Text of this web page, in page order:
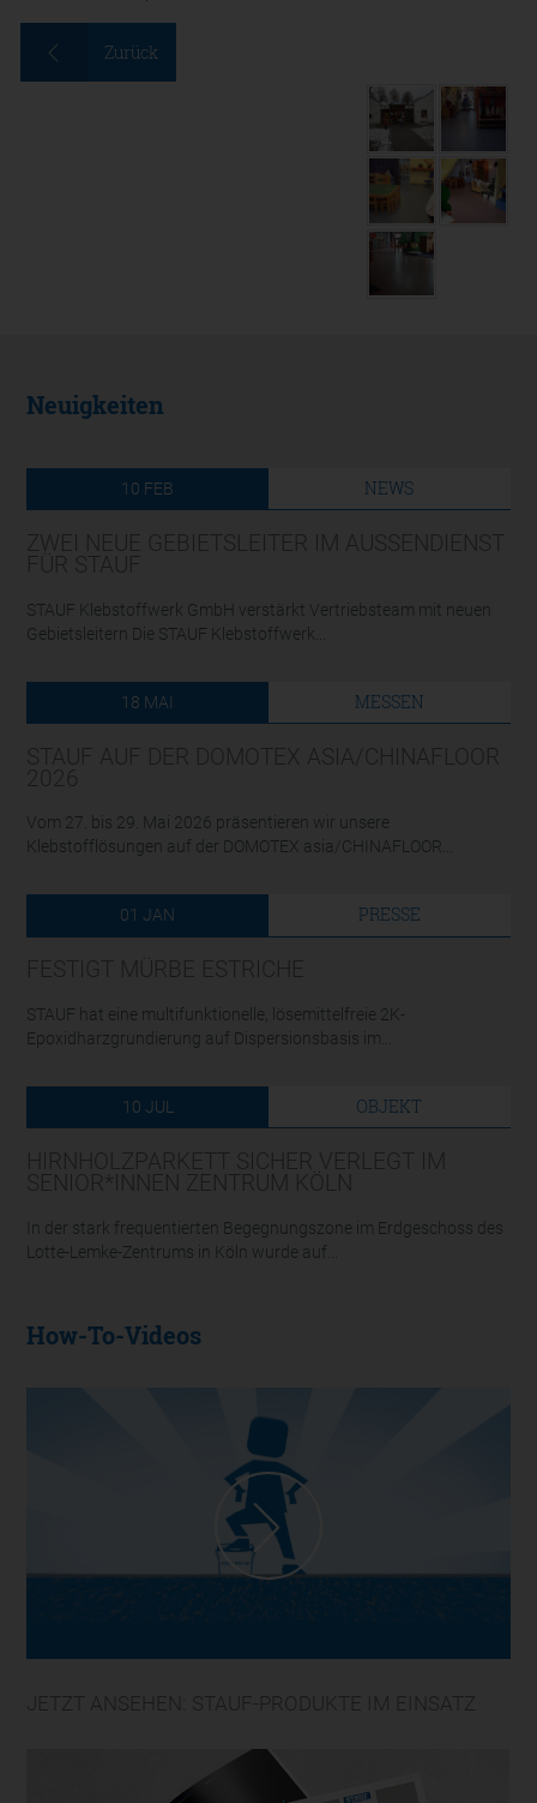
Zurück
Neuigkeiten
10 FEB NEWS
STAUF Klebstoffwerk GmbH verstärkt Vertriebsteam mit neuen
Gebietsleitern Die STAUF Klebstoffwerk...
18 MAI MESSEN
Vom 27. bis 29. Mai 2026 präsentieren wir unsere
Klebstofflösungen auf der DOMOTEX asia/CHINAFLOOR...
01 JAN PRESSE
STAUF hat eine multifunktionelle, lösemittelfreie 2K-
Epoxidharzgrundierung auf Dispersionsbasis im...
10 JUL OBJEKT
In der stark frequentierten Begegnungszone im Erdgeschoss des
Lotte-Lemke-Zentrums in Köln wurde auf...
How-To-Videos